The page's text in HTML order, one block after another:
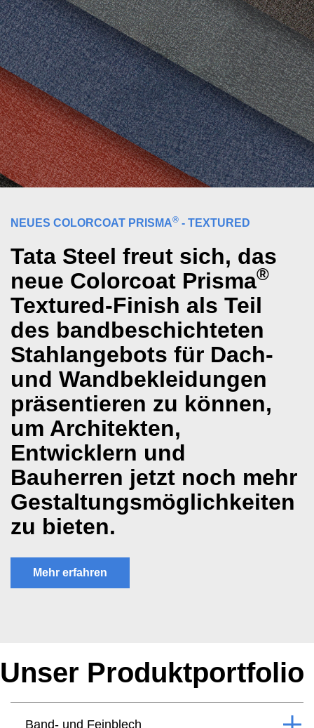
NEUES COLORCOAT PRISMA® - TEXTURED
Tata Steel freut sich, das
neue Colorcoat Prisma®
Textured-Finish als Teil
des bandbeschichteten
Stahlangebots für Dach-
und Wandbekleidungen
präsentieren zu können,
um Architekten,
Entwicklern und
Bauherren jetzt noch mehr
Gestaltungsmöglichkeiten
zu bieten.
Mehr erfahren
Unser Produktportfolio
Band- und Feinblech